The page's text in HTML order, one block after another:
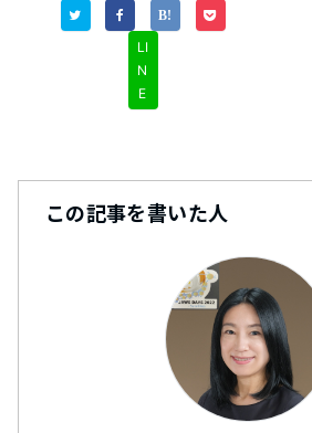
LI
N
E
この記事を書いた人